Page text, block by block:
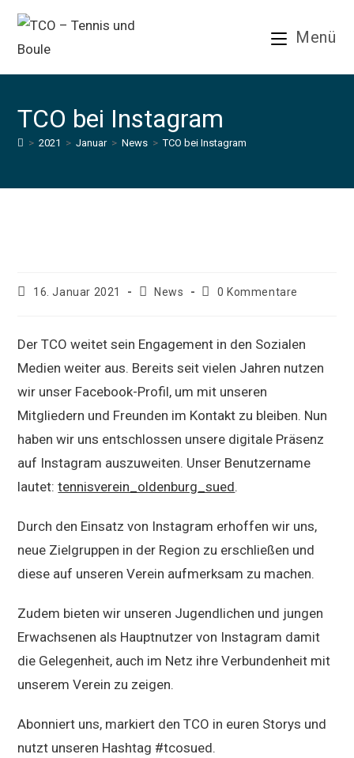
Inhalt
springen
Menü
TCO bei Instagram
> 2021 > Januar > News > TCO bei Instagram
Beitrag
16. Januar 2021
Beitrags-
News
Beitrags-
0 Kommentare
Der TCO weitet sein Engagement in den Sozialen
Medien weiter aus. Bereits seit vielen Jahren nutzen
wir unser Facebook-Profil, um mit unseren
Mitgliedern und Freunden im Kontakt zu bleiben. Nun
haben wir uns entschlossen unsere digitale Präsenz
auf Instagram auszuweiten. Unser Benutzername
lautet:tennisverein_oldenburg_sued.
Durch den Einsatz von Instagram erhoffen wir uns,
neue Zielgruppen in der Region zu erschließen und
diese auf unseren Verein aufmerksam zu machen.
Zudem bieten wir unseren Jugendlichen und jungen
Erwachsenen als Hauptnutzer von Instagram damit
die Gelegenheit, auch im Netz ihre Verbundenheit mit
unserem Verein zu zeigen.
Abonniert uns, markiert den TCO in euren Storys und
nutzt unseren Hashtag #tcosued.